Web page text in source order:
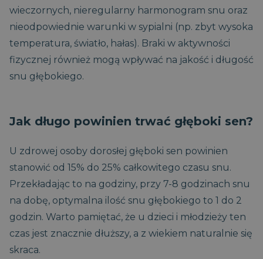
wieczornych, nieregularny harmonogram snu oraz
nieodpowiednie warunki w sypialni (np. zbyt wysoka
temperatura, światło, hałas). Braki w aktywności
fizycznej również mogą wpływać na jakość i długość
snu głębokiego.
Jak długo powinien trwać głęboki sen?
U zdrowej osoby dorosłej głęboki sen powinien
stanowić od 15% do 25% całkowitego czasu snu.
Przekładając to na godziny, przy 7-8 godzinach snu
na dobę, optymalna ilość snu głębokiego to 1 do 2
godzin. Warto pamiętać, że u dzieci i młodzieży ten
czas jest znacznie dłuższy, a z wiekiem naturalnie się
skraca.